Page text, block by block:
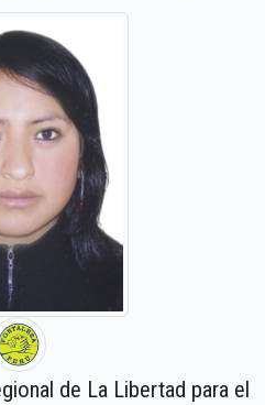
de La Libertad para el